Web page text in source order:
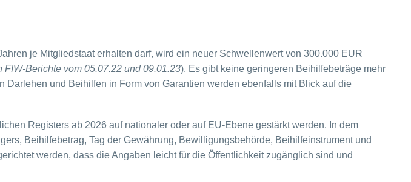
je Mitgliedstaat erhalten darf, wird ein neuer Schwellenwert von 300.000 EUR
FIW-Berichte vom 05.07.22 und 09.01.23). Es gibt keine geringeren Beihilfebeträge mehr
und Beihilfen in Form von Garantien werden ebenfalls mit Blick auf die
Registers ab 2026 auf nationaler oder auf EU-Ebene gestärkt werden. In dem
Beihilfebetrag, Tag der Gewährung, Bewilligungsbehörde, Beihilfeinstrument und
werden, dass die Angaben leicht für die Öffentlichkeit zugänglich sind und